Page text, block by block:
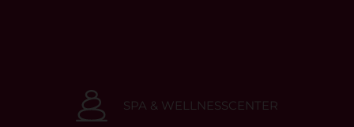
SPA & WELLNESSCENTER